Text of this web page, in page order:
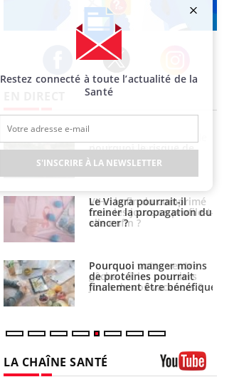
Facebook Twitter Instagram
pourquoi le risque de
noyade grimpe-t-il ?
Le Viagra pourrait-il
freiner la propagation du
cancer ?
Pourquoi manger moins
de protéines pourrait
finalement être bénéfique
LA CHAÎNE SANTÉ
Restez connecté à toute l’actualité de la
Santé
S'INSCRIRE À LA NEWSLETTER